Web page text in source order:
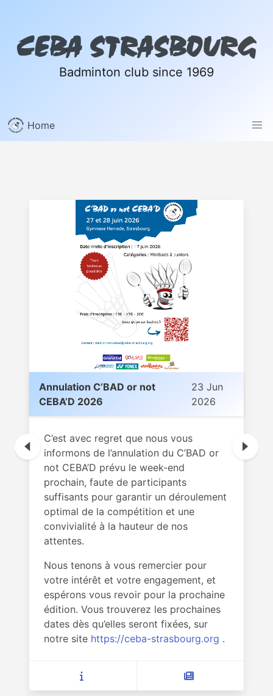
CEBA STRASBOURG
Badminton club since 1969
Home
Annulation C’BAD or not
CEBA’D 2026
23 Jun
2026
C’est avec regret que nous vous
informons de l’annulation du C’BAD or
not CEBA’D prévu le week-end
prochain, faute de participants
suffisants pour garantir un déroulement
optimal de la compétition et une
convivialité à la hauteur de nos
attentes.
Nous tenons à vous remercier pour
votre intérêt et votre engagement, et
espérons vous revoir pour la prochaine
édition. Vous trouverez les prochaines
dates dès qu’elles seront fixées, sur
notre site https://ceba-strasbourg.org .